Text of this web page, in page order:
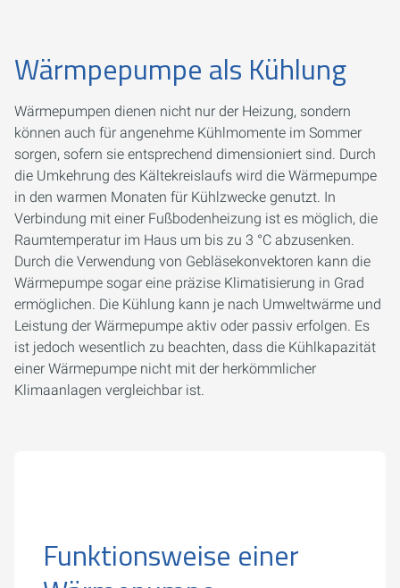
Wärmpepumpe als Kühlung
Wärmepumpen dienen nicht nur der Heizung, sondern
können auch für angenehme Kühlmomente im Sommer
sorgen, sofern sie entsprechend dimensioniert sind. Durch
die Umkehrung des Kältekreislaufs wird die Wärmepumpe
in den warmen Monaten für Kühlzwecke genutzt. In
Verbindung mit einer Fußbodenheizung ist es möglich, die
Raumtemperatur im Haus um bis zu 3 °C abzusenken.
Durch die Verwendung von Gebläsekonvektoren kann die
Wärmepumpe sogar eine präzise Klimatisierung in Grad
ermöglichen. Die Kühlung kann je nach Umweltwärme und
Leistung der Wärmepumpe aktiv oder passiv erfolgen. Es
ist jedoch wesentlich zu beachten, dass die Kühlkapazität
einer Wärmepumpe nicht mit der herkömmlicher
Klimaanlagen vergleichbar ist.
Funktionsweise einer